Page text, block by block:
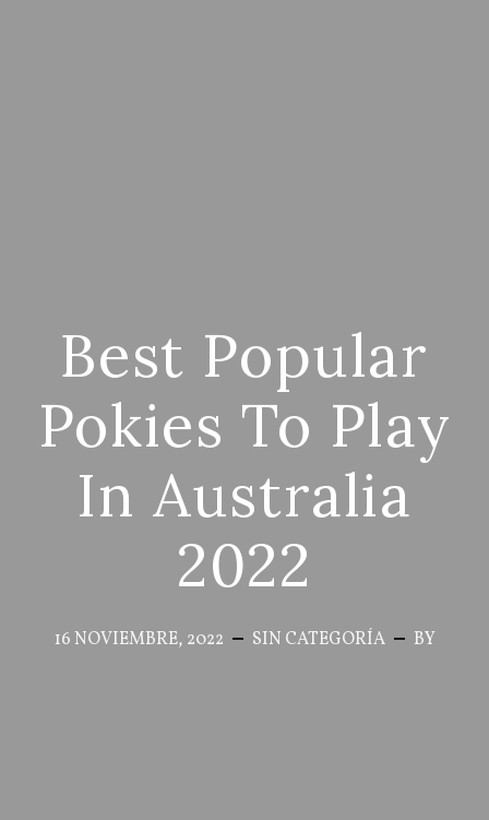
Best Popular
Pokies To Play
In Australia
2022
16 NOVIEMBRE, 2022 SIN CATEGORÍA BY